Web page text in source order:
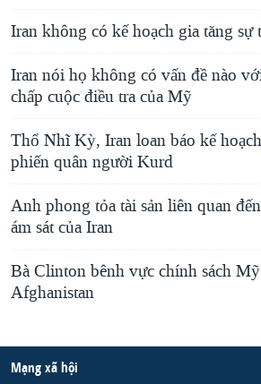
Iran không có kế hoạch gia tăng sự
Iran nói họ không có vấn đề nào
chấp cuộc điều tra của Mỹ
Thổ Nhĩ Kỳ, Iran loan báo kế
phiến quân người Kurd
Anh phong tỏa tài sản liên quan
ám sát của Iran
Bà Clinton bênh vực chính sách
Afghanistan
Mạng xã hội